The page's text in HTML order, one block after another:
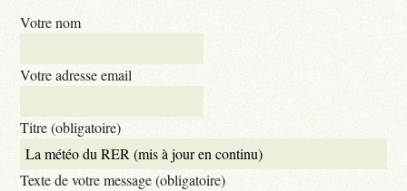
Votre nom
Votre adresse email
Titre (obligatoire)
Texte de votre message (obligatoire)